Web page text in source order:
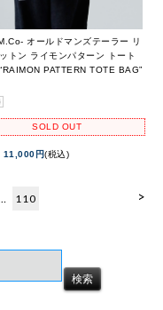
オールドマンズテーラー リ
トン ライモンパターン トート
PATTERN TOTE BAG”
SOLD OUT
11,000円(税込)
>
… 110